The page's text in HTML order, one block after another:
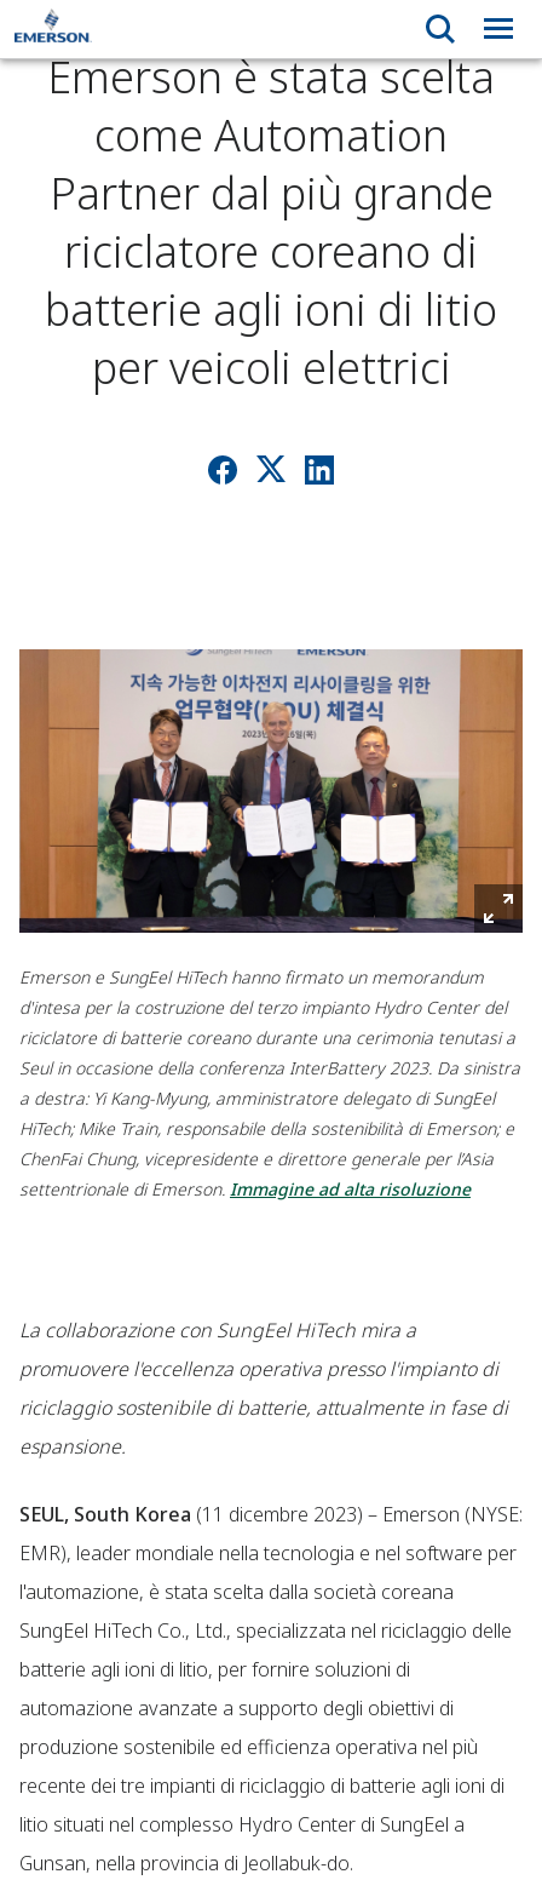
Emerson è stata scelta
come Automation
Partner dal più grande
riciclatore coreano di
batterie agli ioni di litio
per veicoli elettrici
Emerson e SungEel HiTech hanno firmato un memorandum
d'intesa per la costruzione del terzo impianto Hydro Center del
riciclatore di batterie coreano durante una cerimonia tenutasi a
Seul in occasione della conferenza InterBattery 2023. Da sinistra
a destra: Yi Kang-Myung, amministratore delegato di SungEel
HiTech; Mike Train, responsabile della sostenibilità di Emerson; e
ChenFai Chung, vicepresidente e direttore generale per l’Asia
settentrionale di Emerson. Immagine ad alta risoluzione
La collaborazione con SungEel HiTech mira a
promuovere l'eccellenza operativa presso l'impianto di
riciclaggio sostenibile di batterie, attualmente in fase di
espansione.
SEUL, South Korea (11 dicembre 2023) – Emerson (NYSE:
EMR), leader mondiale nella tecnologia e nel software per
l'automazione, è stata scelta dalla società coreana
SungEel HiTech Co., Ltd., specializzata nel riciclaggio delle
batterie agli ioni di litio, per fornire soluzioni di
automazione avanzate a supporto degli obiettivi di
produzione sostenibile ed efficienza operativa nel più
recente dei tre impianti di riciclaggio di batterie agli ioni di
litio situati nel complesso Hydro Center di SungEel a
Gunsan, nella provincia di Jeollabuk-do.